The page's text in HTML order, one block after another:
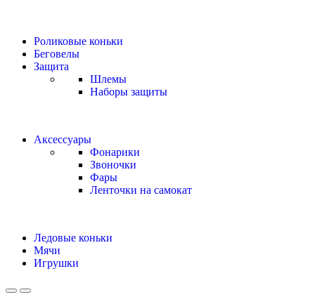
Роликовые коньки
Беговелы
Защита
Шлемы
Наборы защиты
Аксессуары
Фонарики
Звоночки
Фары
Ленточки на самокат
Ледовые коньки
Мячи
Игрушки